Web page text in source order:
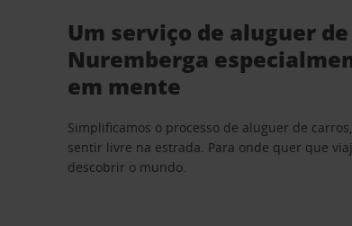
Um serviço de aluguer
Nuremberga
em mente
Simplificamos o processo de aluguer de
sentir livre na estrada. Para onde quer que
descobrir o mundo.